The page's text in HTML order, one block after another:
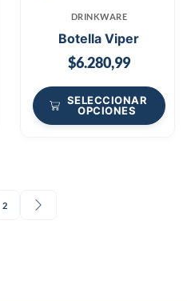
DRINKWARE
Botella Viper
$6.280,99
SELECCIONAR
OPCIONES
2